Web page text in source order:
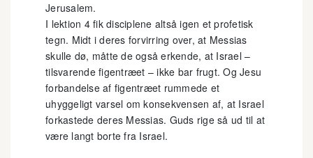
Jerusalem.
I lektion 4 fik disciplene altså igen et profetisk
tegn. Midt i deres forvirring over, at Messias
skulle dø, måtte de også erkende, at Israel –
tilsvarende figentræet – ikke bar frugt. Og Jesu
forbandelse af figentræet rummede et
uhyggeligt varsel om konsekvensen af, at Israel
forkastede deres Messias. Guds rige så ud til at
være langt borte fra Israel.